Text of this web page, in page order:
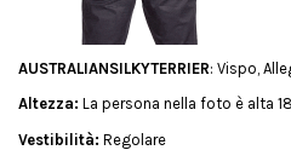
AUSTRALIANSILKYTERRIER: Vispo,
Altezza: La persona nella foto è alta
Vestibilità: Regolare